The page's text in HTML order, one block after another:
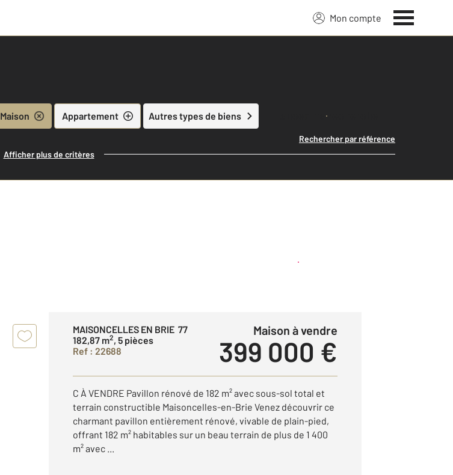
Mon compte
Maison Appartement Autres types de biens Lancer ma recherche
Rechercher par référence
Afficher plus de critères
Créer une alerte
MAISONCELLES EN BRIE 77
182,87 m2, 5 pièces
Ref : 22688
Maison à vendre
399 000 €
C À VENDRE Pavillon rénové de 182 m² avec sous-sol total et
terrain constructible Maisoncelles-en-Brie Venez découvrir ce
charmant pavillon entièrement rénové, vivable de plain-pied,
offrant 182 m² habitables sur un beau terrain de plus de 1 400
m² avec ...